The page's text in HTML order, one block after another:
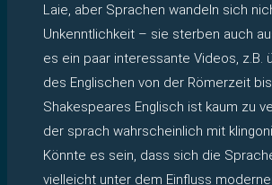
Laie, aber Sprachen wandeln sich
Unkenntlichkeit – sie sterben auch
es ein paar interessante Videos, z.B.
des Englischen von der Römerzeit
Shakespeares Englisch ist kaum zu
der sprach wahrscheinlich mit
Könnte es sein, dass sich die
vielleicht unter dem Einfluss